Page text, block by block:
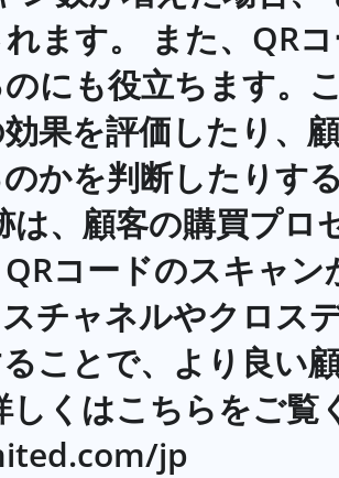
ます。 また、QR
にも役立ちます。
果を評価したり、
かを判断したりす
は、顧客の購買プロ
コードのスキャ
チャネルやクロス
ことで、より良い
くはこちらをご覧
jp